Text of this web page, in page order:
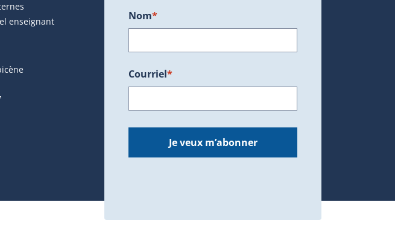
fenêtre.)
enseignant
hyperlien externe s'ouvrira dans une nouvelle fenêtre.)
Nom*
Courriel*
Je veux m’abonner